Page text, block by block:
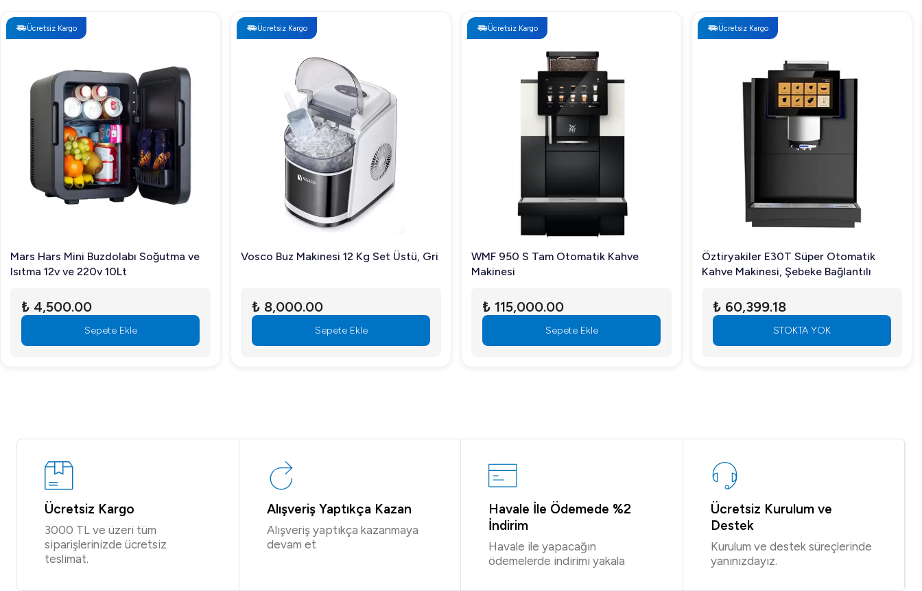
Ücretsiz Kargo
Mars Hars Mini Buzdolabı Soğutma ve
Isıtma 12v ve 220v 10Lt
₺ 4,500.00
Sepete Ekle
Ücretsiz Kargo
Vosco Buz Makinesi 12 Kg Set Üstü, Gri
₺ 8,000.00
Sepete Ekle
Ücretsiz Kargo
WMF 950 S Tam Otomatik Kahve
Makinesi
₺ 115,000.00
Sepete Ekle
Ücretsiz Kargo
Öztiryakiler E30T Süper Otomatik
Kahve Makinesi, Şebeke Bağlantılı
₺ 60,399.18
STOKTA YOK
Ücretsiz Kargo
3000 TL ve üzeri tüm
siparişlerinizde ücretsiz
teslimat.
Alışveriş Yaptıkça Kazan
Alışveriş yaptıkça kazanmaya
devam et
Havale İle Ödemede %2
İndirim
Havale ile yapacağın
ödemelerde indirimi yakala
Ücretsiz Kurulum ve
Destek
Kurulum ve destek süreçlerinde
yanınızdayız.